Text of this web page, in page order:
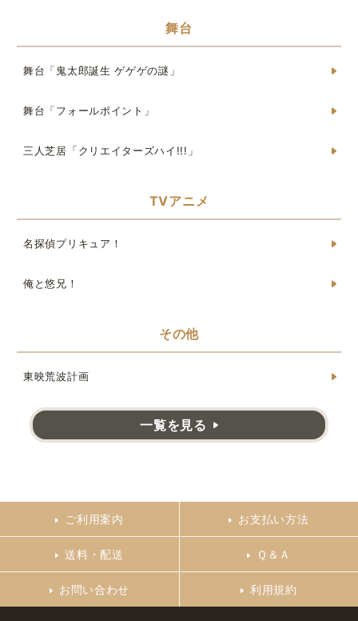
舞台
舞台「鬼太郎誕生 ゲゲゲの謎」
舞台「フォールポイント」
三人芝居「クリエイターズハイ!!!」
TVアニメ
名探偵プリキュア！
俺と悠兄！
その他
東映荒波計画
一覧を見る
ご利用案内 お支払い方法
送料・配送 Ｑ＆Ａ
お問い合わせ 利用規約